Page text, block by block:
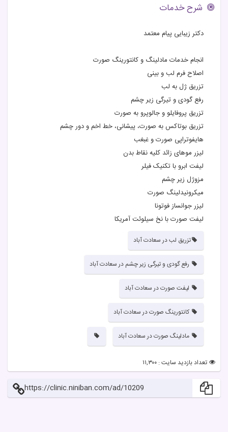
شرح خدمات
دکتر زیبایی پیام معتمد
انجام خدمات مادلینگ و کانتورینگ صورت
اصلاح فرم لب و بینی
تزریق ژل به لب
رفع گودی و تیرگی زیر چشم
تزریق پروفایلو و جالوپرو به صورت
تزریق بوتاکس به صورت، پیشانی، خط اخم و دور چشم
هایفوتراپی صورت و غبغب
لیزر موهای زائد کلیه نقاط بدن
لیفت ابرو با تکنیک فیلر
مزوژل زیر چشم
میکرونیدلینگ صورت
لیزر جوانساز فوتونا
لیفت صورت با نخ سیلوئت آمریکا
تزریق لب در سعادت آباد
رفع گودی و تیرگی زیر چشم در سعادت آباد
لیفت صورت در سعادت آباد
کانتورینگ صورت در سعادت آباد
مادلینگ صورت در سعادت آباد
تعداد بازدید سایت : ۱۱,۳۰۰
https://clinic.niniban.com/ad/10209